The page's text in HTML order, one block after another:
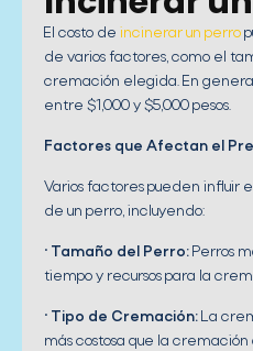
El costo de incinerar un perro
de varios factores, como el
cremación elegida. En
entre $1,000 y $5,000 pesos.
Factores que Afectan el
Varios factores pueden influir
de un perro, incluyendo:
• Tamaño del Perro: Perros
tiempo y recursos para la
• Tipo de Cremación: La
más costosa que la